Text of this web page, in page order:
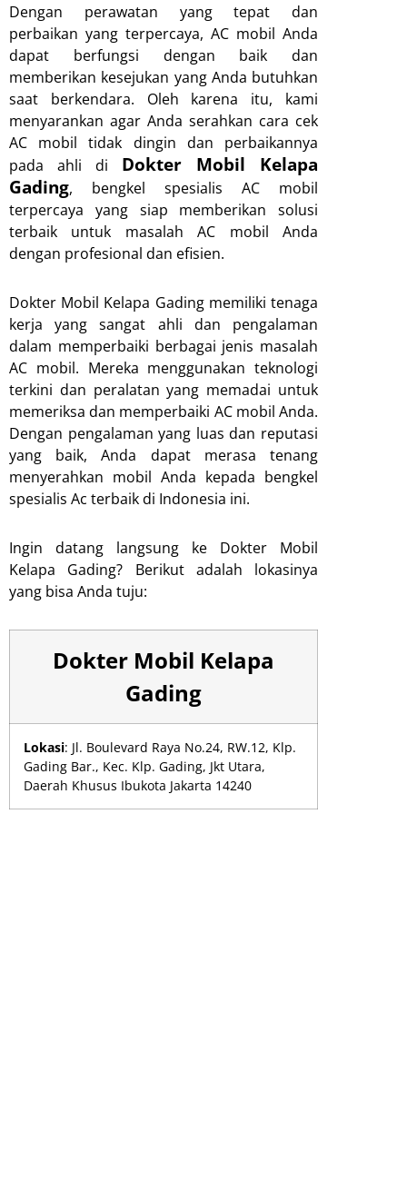
Dengan perawatan yang tepat dan
perbaikan yang terpercaya, AC mobil Anda
dapat berfungsi dengan baik dan
memberikan kesejukan yang Anda butuhkan
saat berkendara. Oleh karena itu, kami
menyarankan agar Anda serahkan cara cek
AC mobil tidak dingin dan perbaikannya
pada ahli di Dokter Mobil Kelapa
Gading, bengkel spesialis AC mobil
terpercaya yang siap memberikan solusi
terbaik untuk masalah AC mobil Anda
dengan profesional dan efisien.
Dokter Mobil Kelapa Gading memiliki tenaga
kerja yang sangat ahli dan pengalaman
dalam memperbaiki berbagai jenis masalah
AC mobil. Mereka menggunakan teknologi
terkini dan peralatan yang memadai untuk
memeriksa dan memperbaiki AC mobil Anda.
Dengan pengalaman yang luas dan reputasi
yang baik, Anda dapat merasa tenang
menyerahkan mobil Anda kepada bengkel
spesialis Ac terbaik di Indonesia ini.
Ingin datang langsung ke Dokter Mobil
Kelapa Gading? Berikut adalah lokasinya
yang bisa Anda tuju:
Dokter Mobil Kelapa
Gading
Lokasi: Jl. Boulevard Raya No.24, RW.12, Klp.
Gading Bar., Kec. Klp. Gading, Jkt Utara,
Daerah Khusus Ibukota Jakarta 14240